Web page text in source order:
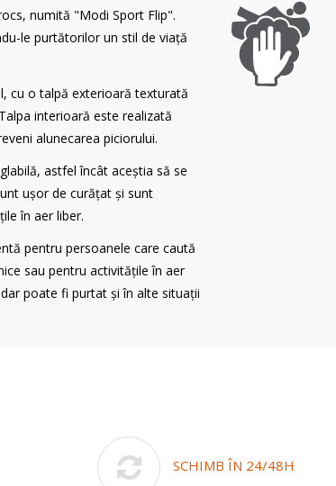
numită "Modi Sport Flip".
le purtătorilor un stil de viață
cu o talpă exterioară texturată
interioară este realizată
alunecarea piciorului.
astfel încât aceștia să se
ușor de curățat și sunt
în aer liber.
pentru persoanele care caută
sau pentru activitățile în aer
poate fi purtat și în alte situații
SCHIMB ÎN 24/48H